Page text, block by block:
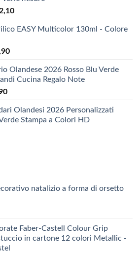
Fascia
prezzo:
€12,10
EASY Multicolor 130ml - Colore
Fascia
prezzo:
da
€9,90
Olandese 2026 Rosso Blu Verde
Cucina Regalo Note
Il
attuale
è:
Olandesi 2026 Personalizzati
Stampa a Colori HD
natalizio a forma di orsetto
Faber-Castell Colour Grip
in cartone 12 colori Metallic -